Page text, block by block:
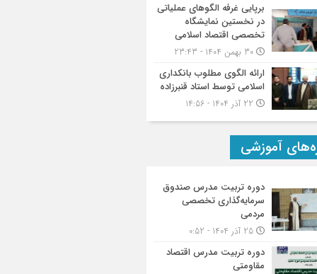
برپایی غرفه الگوهای عملیاتی
در نخستین نمایشگاه
تخصصی اقتصاد اسلامی
ارائه الگوی مطلوب بانکداری
اسلامی توسط استاد قنبرزاده
آموزشی
دوره تربیت مدرس صندوق
سرمایه‌گذاری تخصصی
مردمی
دوره تربیت مدرس اقتصاد
مقاومتی